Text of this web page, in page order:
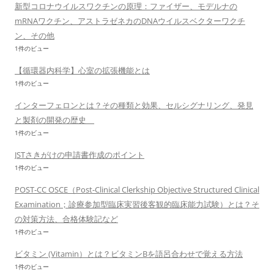
新型コロナウイルスワクチンの原理：ファイザー、モデルナの
mRNAワクチン、アストラゼネカのDNAウイルスベクターワクチ
ン、その他
1件のビュー
【循環器内科学】心室の拡張機能とは
1件のビュー
インターフェロンとは？その種類と効果、セルシグナリング、発見
と製剤の開発の歴史
1件のビュー
JSTさきがけの申請書作成のポイント
1件のビュー
POST-CC OSCE（Post-Clinical Clerkship Objective Structured Clinical
Examination；診療参加型臨床実習後客観的臨床能力試験）とは？そ
の対策方法、合格体験記など
1件のビュー
ビタミン (Vitamin）とは？ビタミンBを語呂合わせで覚える方法
1件のビュー